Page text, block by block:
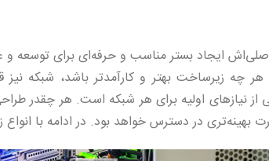
ایجاد بستر مناسب و حرفه‌ای برای
چه زیرساخت بهتر و کارآمدتر باشد، شبکه
از نیازهای اولیه برای هر شبکه است. هر چقدر
بهینه‌تری در دسترس خواهد بود. در ادامه با